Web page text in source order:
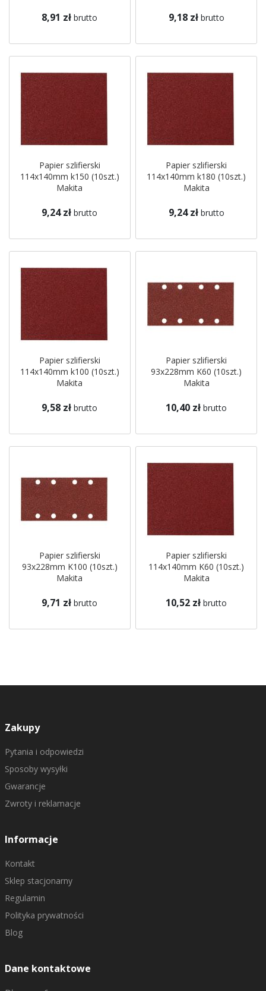
8,91 zł brutto 9,18 zł brutto
Papier szlifierski
114x140mm k150 (10szt.)
Makita
9,24 zł brutto
Papier szlifierski
114x140mm k180 (10szt.)
Makita
9,24 zł brutto
Papier szlifierski
114x140mm k100 (10szt.)
Makita
9,58 zł brutto
Papier szlifierski
93x228mm K60 (10szt.)
Makita
10,40 zł brutto
Papier szlifierski
93x228mm K100 (10szt.)
Makita
9,71 zł brutto
Papier szlifierski
114x140mm K60 (10szt.)
Makita
10,52 zł brutto
Zakupy
Pytania i odpowiedzi
Sposoby wysyłki
Gwarancje
Zwroty i reklamacje
Informacje
Kontakt
Sklep stacjonarny
Regulamin
Polityka prywatności
Blog
Dane kontaktowe